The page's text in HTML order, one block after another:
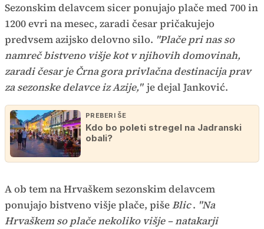
Sezonskim delavcem sicer ponujajo plače med 700 in
1200 evri na mesec, zaradi česar pričakujejo
predvsem azijsko delovno silo. "Plače pri nas so
namreč bistveno višje kot v njihovih domovinah,
zaradi česar je Črna gora privlačna destinacija prav
za sezonske delavce iz Azije," je dejal Janković.
PREBERI ŠE
Kdo bo poleti stregel na Jadranski
obali?
A ob tem na Hrvaškem sezonskim delavcem
ponujajo bistveno višje plače, pišeBlic. "Na
Hrvaškem so plače nekoliko višje – natakarji